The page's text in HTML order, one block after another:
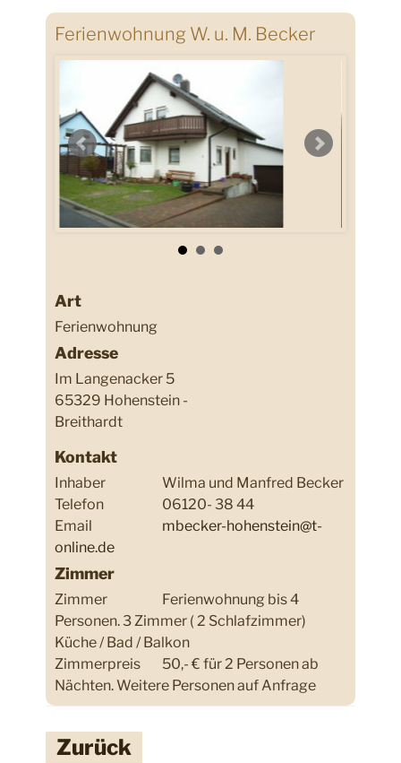
Ferienwohnung W. u. M. Becker
Art
Ferienwohnung
Adresse
Im Langenacker 5
65329 Hohenstein -
Breithardt
Kontakt
Inhaber
Wilma und Manfred Becker
Telefon
06120- 38 44
Email
mbecker-hohenstein@t-
online.de
Zimmer
Zimmer
Ferienwohnung bis 4
Personen. 3 Zimmer ( 2 Schlafzimmer)
Küche / Bad / Balkon
Zimmerpreis
50,- € für 2 Personen ab
Nächten. Weitere Personen auf Anfrage
Zurück